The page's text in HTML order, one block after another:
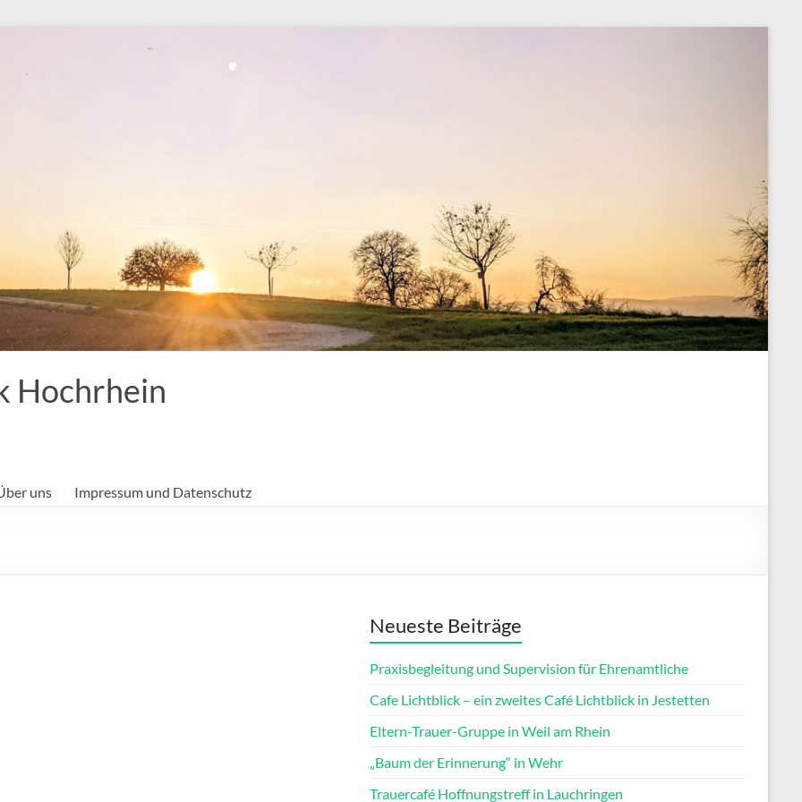
Hochrhein
uns Impressum und Datenschutz
Neueste Beiträge
Praxisbegleitung und Supervision für Ehrenamtliche
Cafe Lichtblick – ein zweites Café Lichtblick in Jestetten
Eltern-Trauer-Gruppe in Weil am Rhein
„Baum der Erinnerung“ in Wehr
Trauercafé Hoffnungstreff in Lauchringen